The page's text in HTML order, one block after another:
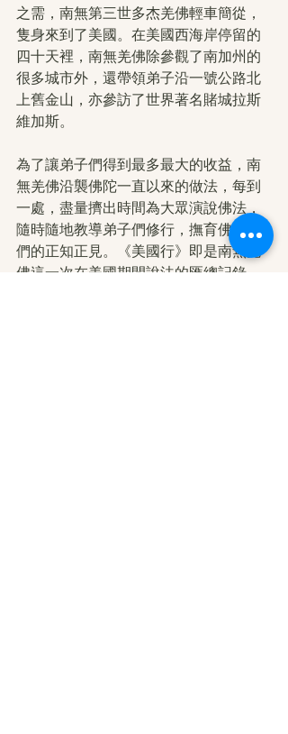
之需，南無第三世多杰羌佛輕車簡從，
隻身來到了美國。在美國西海岸停留的
四十天裡，南無羌佛除參觀了南加州的
很多城市外，還帶領弟子沿一號公路北
上舊金山，亦參訪了世界著名賭城拉斯
維加斯。
為了讓弟子們得到最多最大的收益，南
無羌佛沿襲佛陀一直以來的做法，每到
一處，盡量擠出時間為大眾演說佛法，
隨時隨地教導弟子們修行，撫育佛弟子
們的正知正見。《美國行》即是南無羌
佛這一次在美國期間說法的匯總記錄。